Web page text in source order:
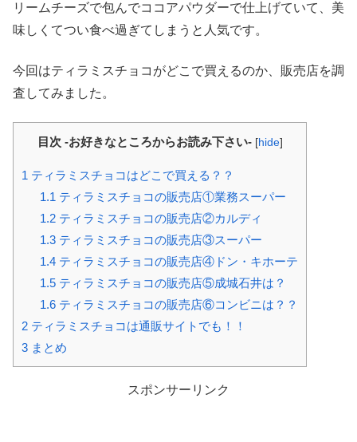
リームチーズで包んでココアパウダーで仕上げていて、美
味しくてつい食べ過ぎてしまうと人気です。
今回はティラミスチョコがどこで買えるのか、販売店を調
査してみました。
目次 -お好きなところからお読み下さい- [hide]
1 ティラミスチョコはどこで買える？？
1.1 ティラミスチョコの販売店①業務スーパー
1.2ティラミスチョコの販売店②カルディ
1.3ティラミスチョコの販売店③スーパー
1.4ティラミスチョコの販売店④ドン・キホーテ
1.5ティラミスチョコの販売店⑤成城石井は？
1.6ティラミスチョコの販売店⑥コンビニは？？
2 ティラミスチョコは通販サイトでも！！
3 まとめ
スポンサーリンク